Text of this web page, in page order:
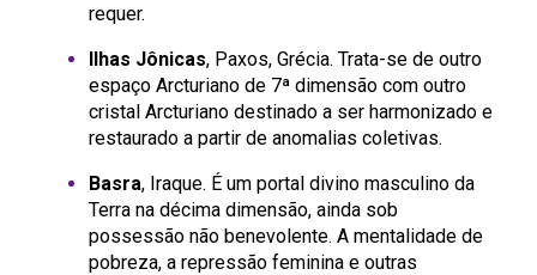
requer.
Ilhas Jônicas, Paxos, Grécia. Trata-se de outro
espaço Arcturiano de 7ª dimensão com outro
cristal Arcturiano destinado a ser harmonizado e
restaurado a partir de anomalias coletivas.
Basra, Iraque. É um portal divino masculino da
Terra na décima dimensão, ainda sob
possessão não benevolente. A mentalidade de
pobreza, a repressão feminina e outras